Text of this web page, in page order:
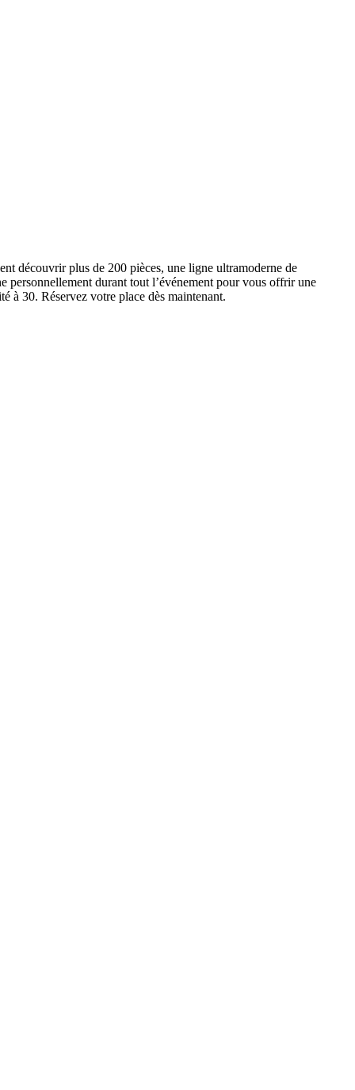
découvrir plus de 200 pièces, une ligne ultramoderne de
personnellement durant tout l’événement pour vous offrir une
à 30. Réservez votre place dès maintenant.